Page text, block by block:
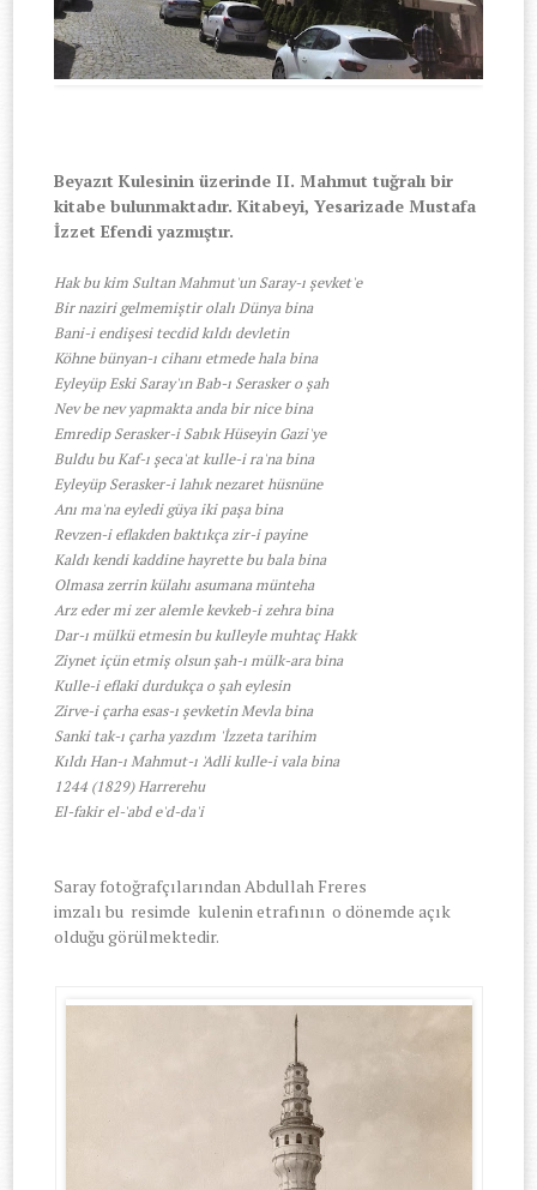
Beyazıt Kulesinin üzerinde II. Mahmut tuğralı bir
kitabe bulunmaktadır. Kitabeyi, Yesarizade Mustafa
İzzet Efendi yazmıştır.
Hak bu kim Sultan Mahmut'un Saray-ı şevket'e
Bir naziri gelmemiştir olalı Dünya bina
Bani-i endişesi tecdid kıldı devletin
Köhne bünyan-ı cihanı etmede hala bina
Eyleyüp Eski Saray'ın Bab-ı Serasker o şah
Nev be nev yapmakta anda bir nice bina
Emredip Serasker-i Sabık Hüseyin Gazi'ye
Buldu bu Kaf-ı şeca'at kulle-i ra'na bina
Eyleyüp Serasker-i lahık nezaret hüsnüne
Anı ma'na eyledi güya iki paşa bina
Revzen-i eflakden baktıkça zir-i payine
Kaldı kendi kaddine hayrette bu bala bina
Olmasa zerrin külahı asumana münteha
Arz eder mi zer alemle kevkeb-i zehra bina
Dar-ı mülkü etmesin bu kulleyle muhtaç Hakk
Ziynet içün etmiş olsun şah-ı mülk-ara bina
Kulle-i eflaki durdukça o şah eylesin
Zirve-i çarha esas-ı şevketin Mevla bina
Sanki tak-ı çarha yazdım 'İzzeta tarihim
Kıldı Han-ı Mahmut-ı 'Adli kulle-i vala bina
1244 (1829) Harrerehu
El-fakir el-'abd e'd-da'i
Saray fotoğrafçılarından Abdullah Freres
imzalı bu resimde kulenin etrafının o dönemde açık
olduğu görülmektedir.